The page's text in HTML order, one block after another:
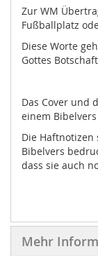
Zur WM
Fußballplatz
Diese Worte
Gottes
Das Cover und
einem
Die
Bibelvers
dass sie auch
Mehr